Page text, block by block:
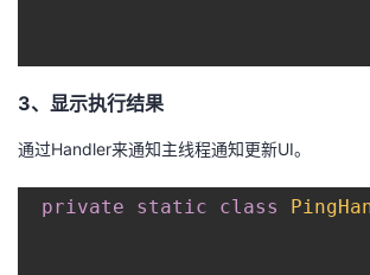
注
开
者
的
我
支
3、显示执行结果
通过Handler来通知主线程通知更新UI。
private static class